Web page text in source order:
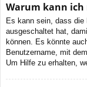
Warum kann
Es kann sein, dass die
ausgeschaltet hat,
können. Es könnte
Benutzername, mit
Um Hilfe zu erhalten,